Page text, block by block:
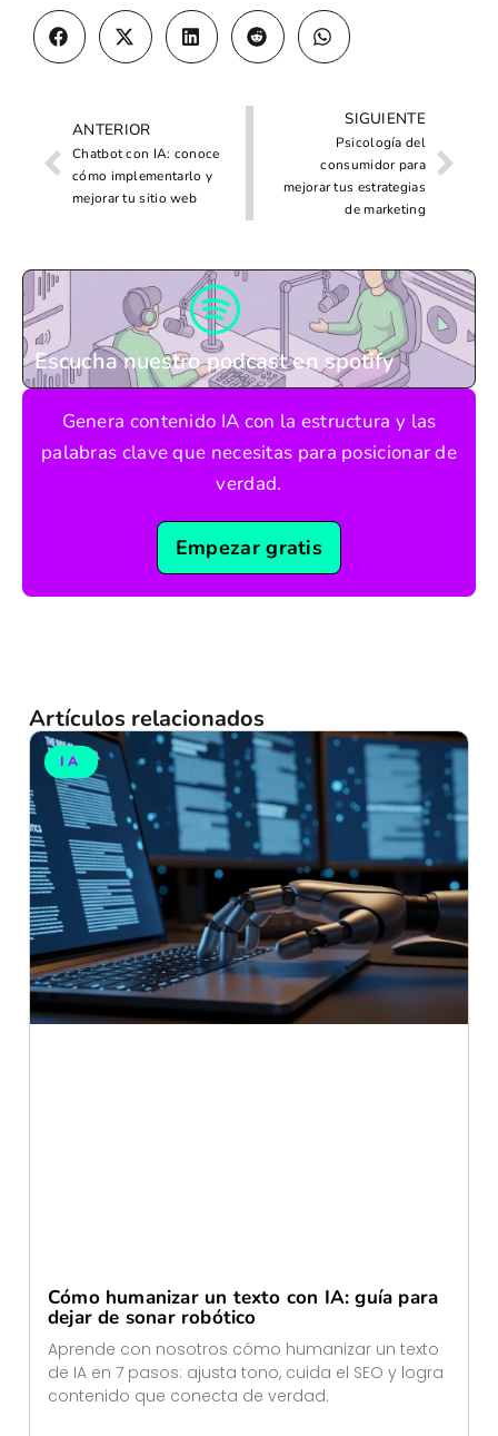
ANTERIOR
Chatbot con IA: conoce
cómo implementarlo y
mejorar tu sitio web
SIGUIENTE
Psicología del
consumidor para
mejorar tus estrategias
de marketing
Escucha nuestro podcast en spotify
Genera contenido IA con la estructura y las
palabras clave que necesitas para posicionar de
verdad.
Empezar gratis
Artículos relacionados
IA
Cómo humanizar un texto con IA: guía para
dejar de sonar robótico
Aprende con nosotros cómo humanizar un texto
de IA en 7 pasos: ajusta tono, cuida el SEO y logra
contenido que conecta de verdad.